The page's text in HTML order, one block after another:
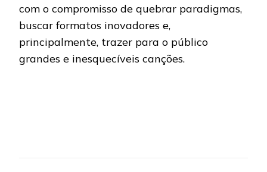
com o compromisso de quebrar paradigmas,
buscar formatos inovadores e,
principalmente, trazer para o público
grandes e inesquecíveis canções.